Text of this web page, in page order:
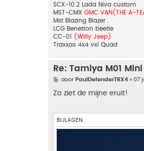
SCX-10.2 Lada Niva custom
MST-CMX GMC VAN(THE A-
Mst Blazing Blazer .
LCG Benetton beetle
CC-01 (Willy Jeep)
Traxxas 4x4 vxl Quad
Re: Tamiya M01
B
r
t
door PaulDefenderTRX4» 07
Zo ziet de mijne eruit!
BIJLAGEN